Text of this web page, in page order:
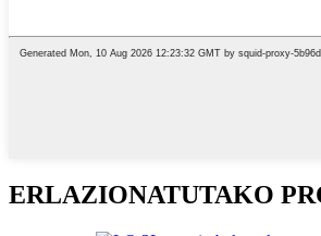
ERLAZIONATUTAKO